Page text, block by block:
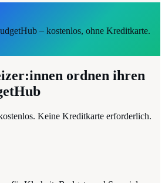
– kostenlos, ohne Kreditkarte.
ordnen ihren
Keine Kreditkarte erforderlich.